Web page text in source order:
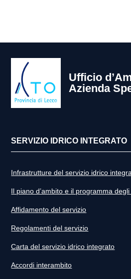
Ufficio
Azienda
SERVIZIO IDRICO INTEGRATO
Infrastrutture del servizio idrico
Il piano d’ambito e il programma
Affidamento del servizio
Regolamenti del servizio
Carta del servizio idrico integrato
Accordi interambito